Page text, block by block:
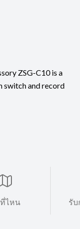
ZSG-C10 is a
switch and record
ไหน รับ